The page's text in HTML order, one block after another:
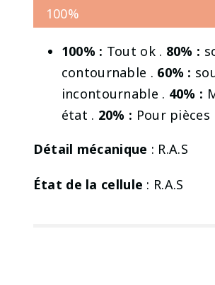
100%
100% : Tout ok . 80% :
contournable . 60% :
incontournable . 40% :
état . 20% : Pour pièces
Détail mécanique : R.A.S
État de la cellule : R.A.S